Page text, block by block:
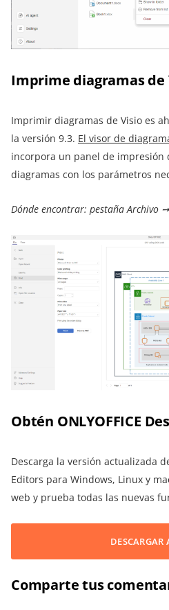
Imprime diagramas de
Imprimir diagramas de Visio es
la versión 9.3. El visor de
incorpora un panel de
diagramas con los parámetros
Dónde encontrar: pestaña Archivo
Obtén ONLYOFFICE
Descarga la versión actualizada
Editors para Windows, Linux y
web y prueba todas las nuevas
DESCARGAR
Comparte tus